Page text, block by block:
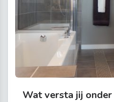
Wat versta jij